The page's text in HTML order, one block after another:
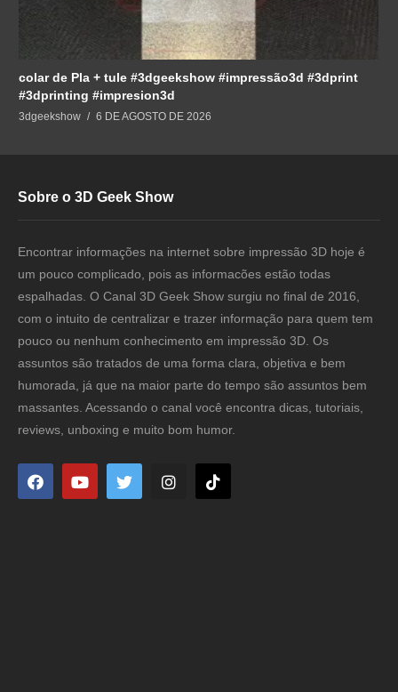
colar de Pla + tule #3dgeekshow #impressão3d #3dprint
#3dprinting #impresion3d
3dgeekshow 6 DE AGOSTO DE 2026
Sobre o 3D Geek Show
Encontrar informações na internet sobre impressão 3D hoje é
um pouco complicado, pois as informacões estão todas
espalhadas. O Canal 3D Geek Show surgiu no final de 2016,
com o intuito de centralizar e trazer informação para quem tem
pouco ou nenhum conhecimento em impressão 3D. Os
assuntos são tratados de uma forma clara, objetiva e bem
humorada, já que na maior parte do tempo são assuntos bem
massantes. Acessando o canal você encontra dicas, tutoriais,
reviews, unboxing e muito bom humor.